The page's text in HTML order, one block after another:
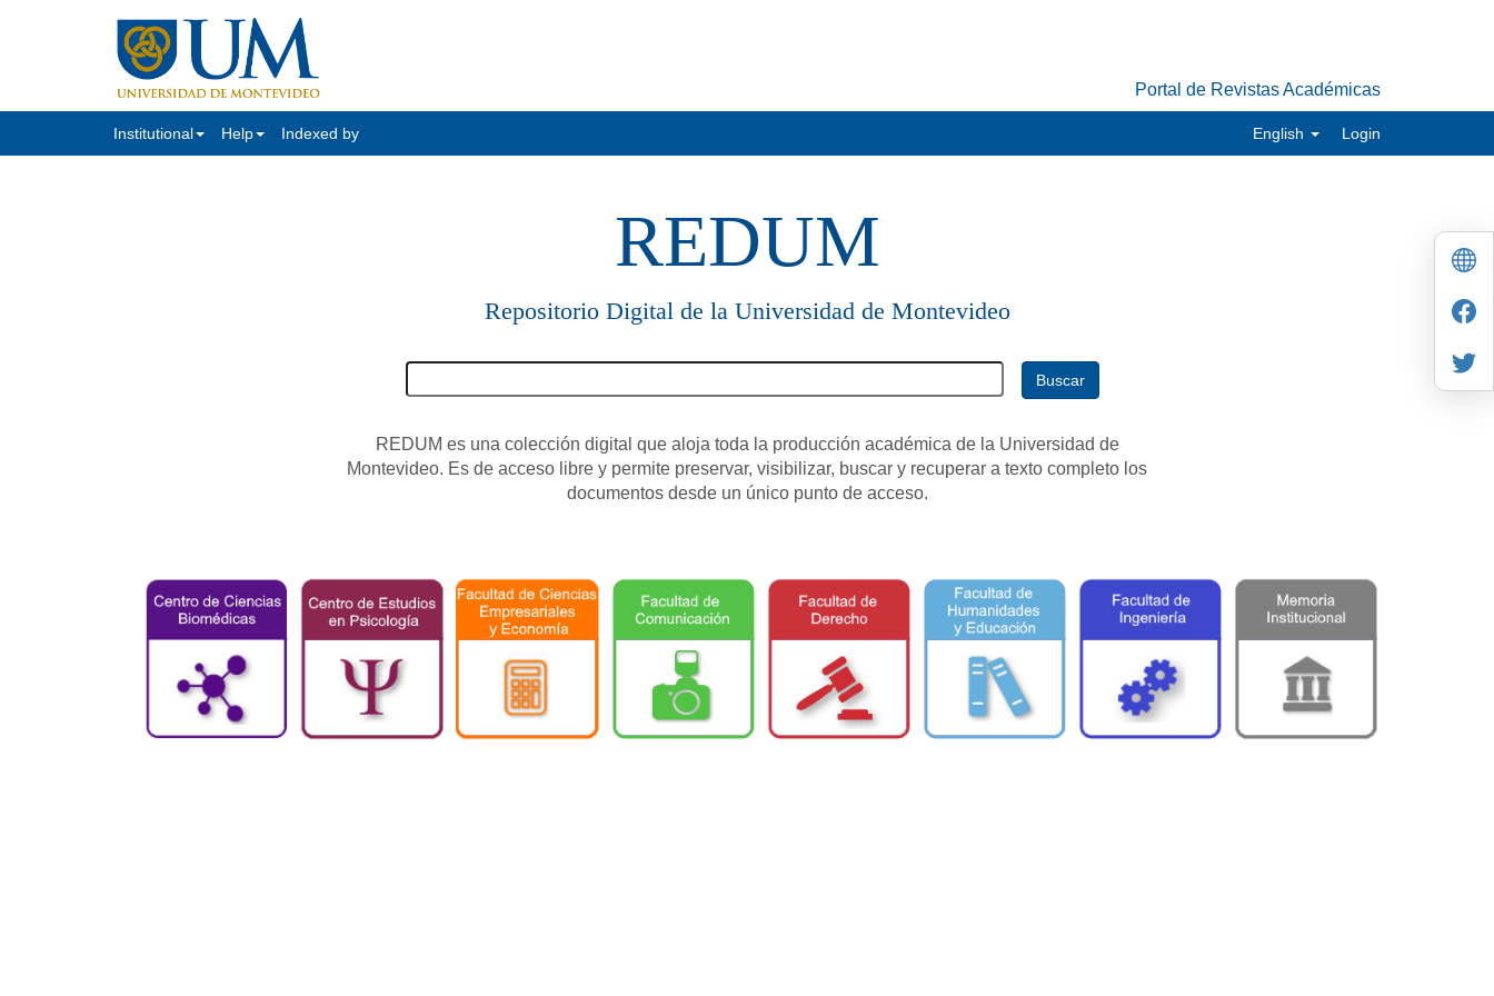
Portal de Revistas Académicas
Institutional Help Indexed by English Login
REDUM
Repositorio Digital de la Universidad de Montevideo
Buscar
REDUM es una colección digital que aloja toda la producción académica de la Universidad de
Montevideo. Es de acceso libre y permite preservar, visibilizar, buscar y recuperar a texto completo los
documentos desde un único punto de acceso.